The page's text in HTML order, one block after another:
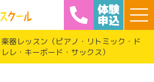
器レッスン（ピアノ・リトミック・ド
レ・キーボード・サックス）